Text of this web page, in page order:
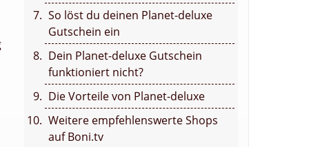
So löst du deinen Planet-deluxe
Gutschein ein
Dein Planet-deluxe Gutschein
funktioniert nicht?
Die Vorteile von Planet-deluxe
Weitere empfehlenswerte Shops
auf Boni.tv